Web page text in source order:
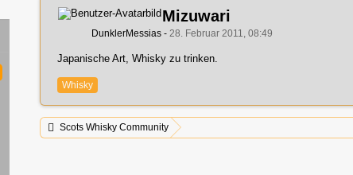
Mizuwari
DunklerMessias 28. Februar 2011, 08:49
Japanische Art, Whisky zu trinken.
Whisky
Scots Whisky Community